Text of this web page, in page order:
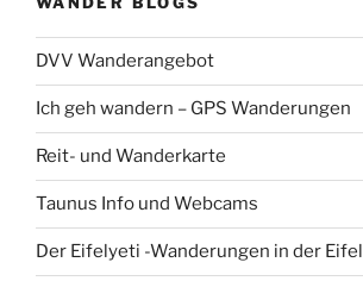
DVV Wanderangebot
Ich geh wandern – GPS Wanderungen
Reit- und Wanderkarte
Taunus Info und Webcams
Der Eifelyeti -Wanderungen in der Eifel